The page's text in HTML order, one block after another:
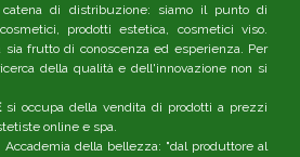
catena di distribuzione: siamo il punto di
prodotti estetica, cosmetici viso.
sia frutto di conoscenza ed esperienza. Per
della qualità e dell'innovazione non si
si occupa della vendita di prodotti a prezzi
online e spa.
della bellezza: "dal produttore al